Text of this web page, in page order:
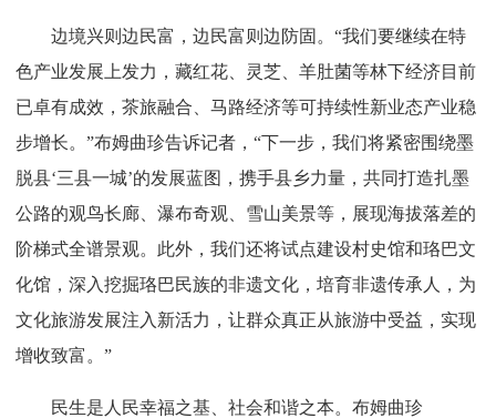
边境兴则边民富，边民富则边防固。“我们要继续在特
色产业发展上发力，藏红花、灵芝、羊肚菌等林下经济目前
已卓有成效，茶旅融合、马路经济等可持续性新业态产业稳
步增长。”布姆曲珍告诉记者，“下一步，我们将紧密围绕墨
脱县‘三县一城’的发展蓝图，携手县乡力量，共同打造扎墨
公路的观鸟长廊、瀑布奇观、雪山美景等，展现海拔落差的
阶梯式全谱景观。此外，我们还将试点建设村史馆和珞巴文
化馆，深入挖掘珞巴民族的非遗文化，培育非遗传承人，为
文化旅游发展注入新活力，让群众真正从旅游中受益，实现
增收致富。”
民生是人民幸福之基、社会和谐之本。布姆曲珍